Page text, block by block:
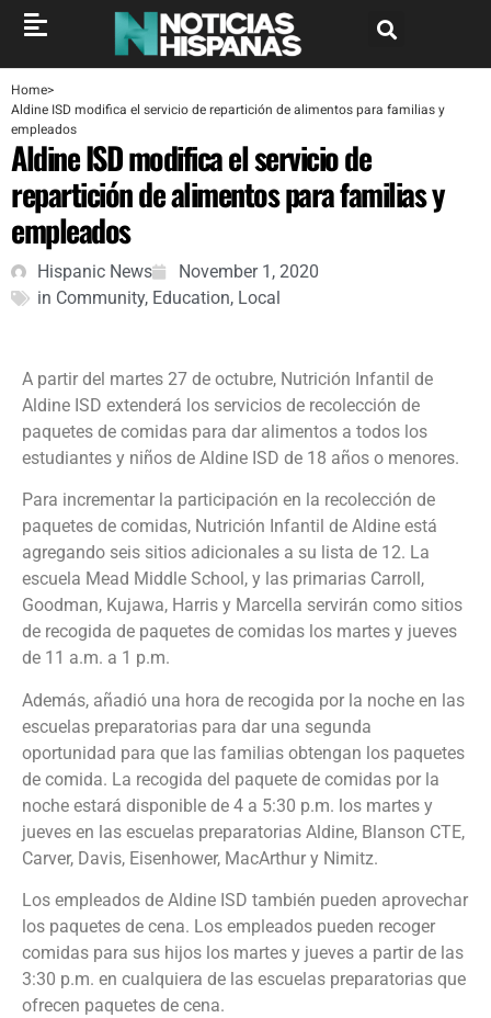
Home>
Aldine ISD modifica el servicio de repartición de alimentos para familias y
empleados
Aldine ISD modifica el servicio de
repartición de alimentos para familias y
empleados
Hispanic News
November 1, 2020
in Community, Education, Local
A partir del martes 27 de octubre, Nutrición Infantil de
Aldine ISD extenderá los servicios de recolección de
paquetes de comidas para dar alimentos a todos los
estudiantes y niños de Aldine ISD de 18 años o menores.
Para incrementar la participación en la recolección de
paquetes de comidas, Nutrición Infantil de Aldine está
agregando seis sitios adicionales a su lista de 12. La
escuela Mead Middle School, y las primarias Carroll,
Goodman, Kujawa, Harris y Marcella servirán como sitios
de recogida de paquetes de comidas los martes y jueves
de 11 a.m. a 1 p.m.
Además, añadió una hora de recogida por la noche en las
escuelas preparatorias para dar una segunda
oportunidad para que las familias obtengan los paquetes
de comida. La recogida del paquete de comidas por la
noche estará disponible de 4 a 5:30 p.m. los martes y
jueves en las escuelas preparatorias Aldine, Blanson CTE,
Carver, Davis, Eisenhower, MacArthur y Nimitz.
Los empleados de Aldine ISD también pueden aprovechar
los paquetes de cena. Los empleados pueden recoger
comidas para sus hijos los martes y jueves a partir de las
3:30 p.m. en cualquiera de las escuelas preparatorias que
ofrecen paquetes de cena.